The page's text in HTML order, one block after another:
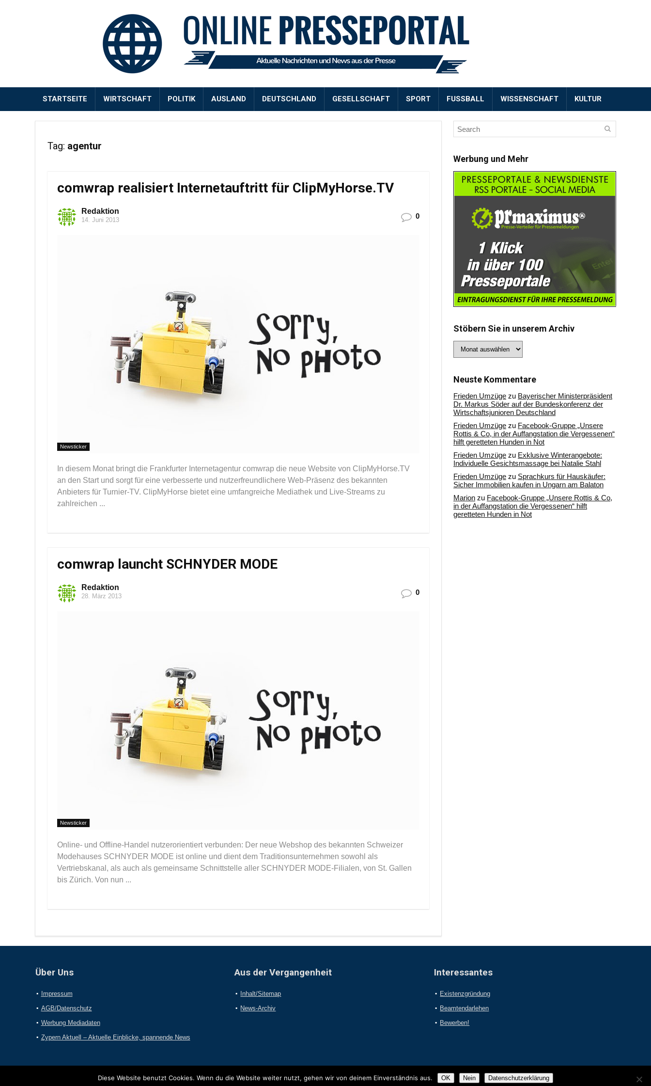
STARTSEITE WIRTSCHAFT POLITIK AUSLAND DEUTSCHLAND GESELLSCHAFT SPORT FUSSBALL WISSENSCHAFT KULTUR
Tag: agentur
comwrap realisiert Internetauftritt für ClipMyHorse.TV
Redaktion
14. Juni 2013 0
Newsticker
In diesem Monat bringt die Frankfurter Internetagentur comwrap die neue Website von ClipMyHorse.TV
an den Start und sorgt für eine verbesserte und nutzerfreundlichere Web-Präsenz des bekannten
Anbieters für Turnier-TV. ClipMyHorse bietet eine umfangreiche Mediathek und Live-Streams zu
zahlreichen ...
comwrap launcht SCHNYDER MODE
Redaktion
28. März 2013 0
Newsticker
Online- und Offline-Handel nutzerorientiert verbunden: Der neue Webshop des bekannten Schweizer
Modehauses SCHNYDER MODE ist online und dient dem Traditionsunternehmen sowohl als
Vertriebskanal, als auch als gemeinsame Schnittstelle aller SCHNYDER MODE-Filialen, von St. Gallen
bis Zürich. Von nun ...
Werbung und Mehr
Stöbern Sie in unserem Archiv
Sie
Archiv
Neuste Kommentare
Frieden Umzüge zu Bayerischer Ministerpräsident
Dr. Markus Söder auf der Bundeskonferenz der
Wirtschaftsjunioren Deutschland
Frieden Umzüge zu Facebook-Gruppe „Unsere
Rottis & Co, in der Auffangstation die Vergessenen“
hilft geretteten Hunden in Not
Frieden Umzüge zu Exklusive Winterangebote:
Individuelle Gesichtsmassage bei Natalie Stahl
Frieden Umzüge zu Sprachkurs für Hauskäufer:
Sicher Immobilien kaufen in Ungarn am Balaton
Marion zu Facebook-Gruppe „Unsere Rottis & Co,
in der Auffangstation die Vergessenen“ hilft
geretteten Hunden in Not
Über Uns
Impressum
AGB/Datenschutz
Werbung Mediadaten
Zypern Aktuell – Aktuelle Einblicke, spannende News
Aus der Vergangenheit
Inhalt/Sitemap
News-Archiv
Interessantes
Existenzgründung
Beamtendarlehen
Bewerben!
2017 Online-Presseportal.com. Alle Rechte vorbehalten.
Diese Website benutzt Cookies. Wenn du die Website weiter nutzt, gehen wir von deinem Einverständnis aus. OK Nein Datenschutzerklärung